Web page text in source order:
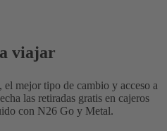
viajar
el mejor tipo de cambio y acceso a
las retiradas gratis en cajeros
con N26 Go y Metal.